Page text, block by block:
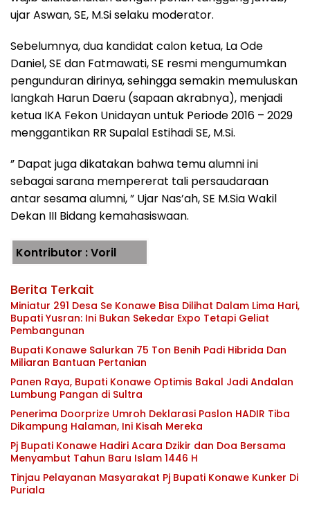
ujar Aswan, SE, M.Si selaku moderator.
Sebelumnya, dua kandidat calon ketua, La Ode
Daniel, SE dan Fatmawati, SE resmi mengumumkan
pengunduran dirinya, sehingga semakin memuluskan
langkah Harun Daeru (sapaan akrabnya), menjadi
ketua IKA Fekon Unidayan untuk Periode 2016 – 2029
menggantikan RR Supalal Estihadi SE, M.Si.
” Dapat juga dikatakan bahwa temu alumni ini
sebagai sarana mempererat tali persaudaraan
antar sesama alumni, ” Ujar Nas’ah, SE M.Sia Wakil
Dekan III Bidang kemahasiswaan.
Kontributor : Voril
Berita Terkait
Miniatur 291 Desa Se Konawe Bisa Dilihat Dalam Lima Hari,
Bupati Yusran: Ini Bukan Sekedar Expo Tetapi Geliat
Pembangunan
Bupati Konawe Salurkan 75 Ton Benih Padi Hibrida Dan
Miliaran Bantuan Pertanian
Panen Raya, Bupati Konawe Optimis Bakal Jadi Andalan
Lumbung Pangan di Sultra
Penerima Doorprize Umroh Deklarasi Paslon HADIR Tiba
Dikampung Halaman, Ini Kisah Mereka
Pj Bupati Konawe Hadiri Acara Dzikir dan Doa Bersama
Menyambut Tahun Baru Islam 1446 H
Tinjau Pelayanan Masyarakat Pj Bupati Konawe Kunker Di
Puriala